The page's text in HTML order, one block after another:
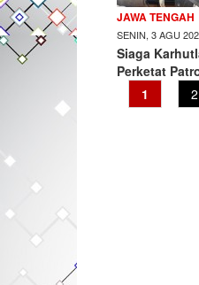
JAWA TENGAH
SENIN, 3 AGU
Siaga
Perketat
Current
page
1 2